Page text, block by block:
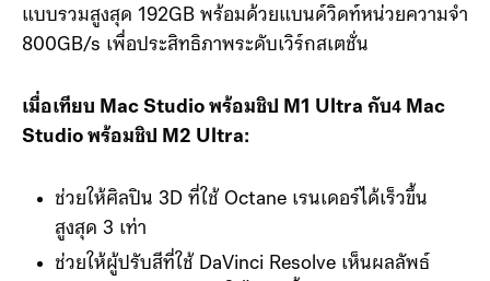
แบบรวมสูงสุด 192GB พร้อมด้วยแบนด์วิดท์หน่วยความจำ
800GB/s เพื่อประสิทธิภาพระดับเวิร์กสเตชั่น
เมื่อเทียบ Mac Studio พร้อมชิป M1 Ultra กับ4 Mac
Studio พร้อมชิป M2 Ultra:
ช่วยให้ศิลปิน 3D ที่ใช้ Octane เรนเดอร์ได้เร็วขึ้น
สูงสุด 3 เท่า
ช่วยให้ผู้ปรับสีที่ใช้ DaVinci Resolve เห็นผลลัพธ์